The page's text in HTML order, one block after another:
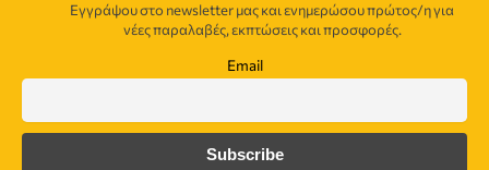
Εγγράψου στο newsletter μας και ενημερώσου πρώτος/η για
νέες παραλαβές, εκπτώσεις και προσφορές.
Email